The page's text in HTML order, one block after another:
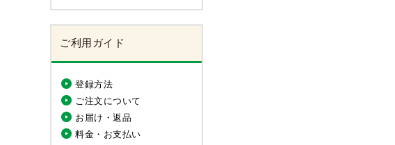
ご利用ガイド
登録方法
ご注文について
お届け・返品
料金・お支払い